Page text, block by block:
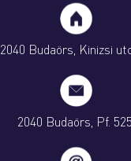
2040 Budaörs, Kinizsi
2040 Budaörs, Pf. 525.